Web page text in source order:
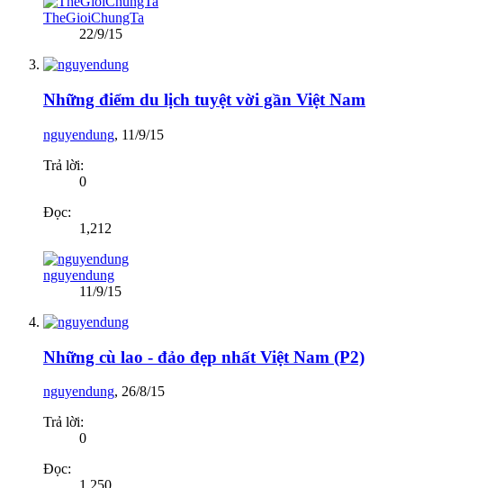
TheGioiChungTa
22/9/15
Những điểm du lịch tuyệt vời gần Việt Nam
nguyendung, 11/9/15
Trả lời:
0
Đọc:
1,212
nguyendung
11/9/15
Những cù lao - đảo đẹp nhất Việt Nam (P2)
nguyendung, 26/8/15
Trả lời:
0
Đọc: